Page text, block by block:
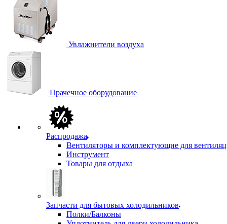
Увлажнители воздуха
Прачечное оборудование
Распродажа
Вентиляторы и комплектующие для
Инструмент
Товары для отдыха
Запчасти для бытовых холодильников
Полки/Балконы